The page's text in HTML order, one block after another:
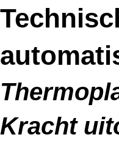
Kracht